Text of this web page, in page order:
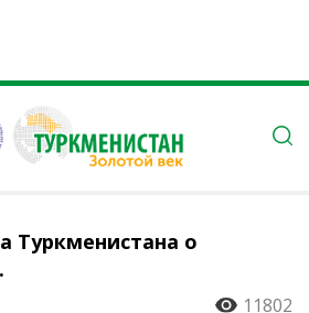
Туркменистана о
11802